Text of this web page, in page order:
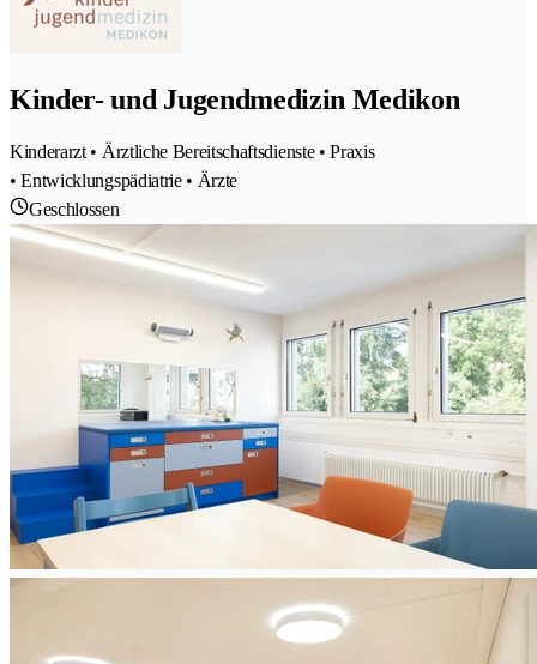
Kinder- und Jugendmedizin Medikon
Kinderarzt • Ärztliche Bereitschaftsdienste • Praxis
• Entwicklungspädiatrie • Ärzte
Geschlossen